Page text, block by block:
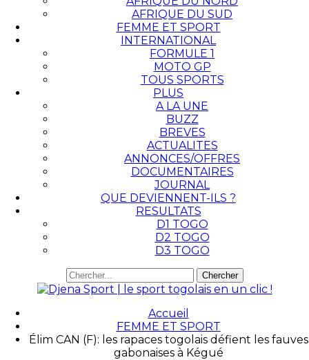
AFRIQUE DU SUD
FEMME ET SPORT
INTERNATIONAL
FORMULE 1
MOTO GP
TOUS SPORTS
PLUS
A LA UNE
BUZZ
BREVES
ACTUALITES
ANNONCES/OFFRES
DOCUMENTAIRES
JOURNAL
QUE DEVIENNENT-ILS ?
RESULTATS
D1 TOGO
D2 TOGO
D3 TOGO
Accueil
FEMME ET SPORT
Élim CAN (F): les rapaces togolais défient les fauves
gabonaises à Kégué